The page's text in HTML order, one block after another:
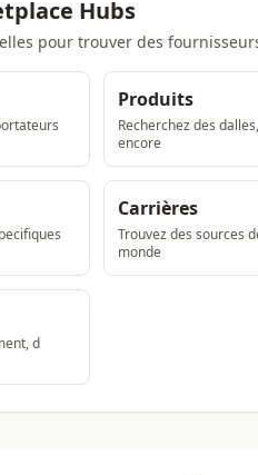
Hubs
pour trouver des
Produits
Recherchez des
encore
Carrières
Trouvez des sources
monde
d